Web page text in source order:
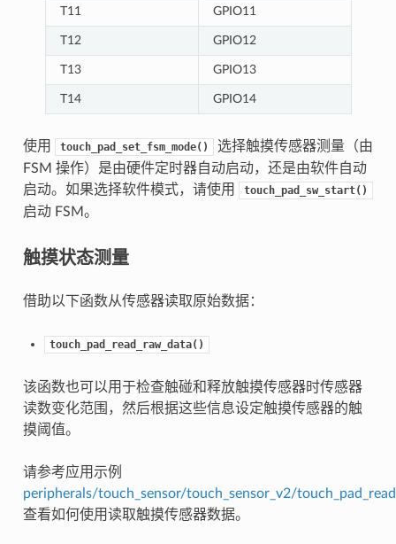
T11 GPIO11
T12 GPIO12
T13 GPIO13
T14 GPIO14
使用 touch_pad_set_fsm_mode()
选择触摸传感器测量（由
FSM 操作）是由硬件定时器自动启动，还是由软件自动
启动。如果选择软件模式，请使用
touch_pad_sw_start()
启动 FSM。
触摸状态测量
借助以下函数从传感器读取原始数据：
touch_pad_read_raw_data()
该函数也可以用于检查触碰和释放触摸传感器时传感器
读数变化范围，然后根据这些信息设定触摸传感器的触
摸阈值。
请参考应用示例
peripherals/touch_sensor/touch_sensor_v2/touch_pad_read
查看如何使用读取触摸传感器数据。